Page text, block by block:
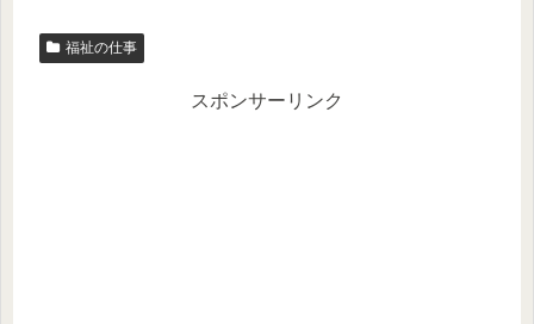
tt
er
ail
a
福祉の仕事
スポンサーリンク